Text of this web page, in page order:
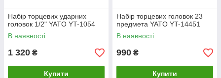
Набір торцевих ударних
головок 1/2" YATO YT-1054
В наявності
1 320 ₴
Купити
Набір торцевих головок 23
предмета YATO YT-14451
В наявності
990 ₴
Купити